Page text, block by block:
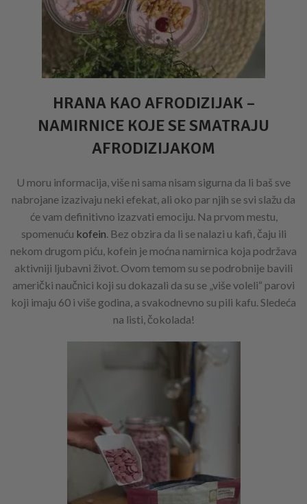
HRANA KAO AFRODIZIJAK –
NAMIRNICE KOJE SE SMATRAJU
AFRODIZIJAKOM
U moru informacija, više ni sama nisam sigurna da li baš sve
nabrojane izazivaju neki efekat, ali oko par njih se svi slažu da
će vam definitivno izazvati emociju. Na prvom mestu,
spomenuću kofein. Bez obzira da li se nalazi u kafi, čaju ili
nekom drugom piću, kofein je moćna namirnica koja podržava
aktivniji ljubavni život. Ovom temom su se podrobnije bavili
američki naučnici koji su dokazali da su se „više voleli“ parovi
koji imaju 60 i više godina, a svakodnevno su pili kafu. Sledeća
na listi, čokolada!